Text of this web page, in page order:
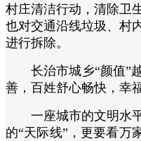
村庄清洁行动，清除卫
也对交通沿线垃圾、村
进行拆除。
长治市城乡“颜值”越
善，百姓舒心畅快，幸
一座城市的文明水平
的“天际线”，更要看万